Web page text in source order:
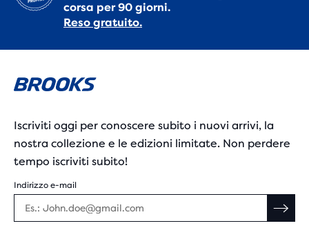
corsa per 90 giorni.
Reso gratuito.
Iscriviti oggi per conoscere subito i nuovi arrivi, la
nostra collezione e le edizioni limitate. Non perdere
tempo iscriviti subito!
Indirizzo e-mail